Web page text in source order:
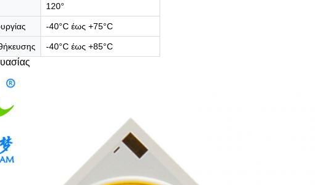
120°
-40°C έως +75°C
-40°C έως +85°C